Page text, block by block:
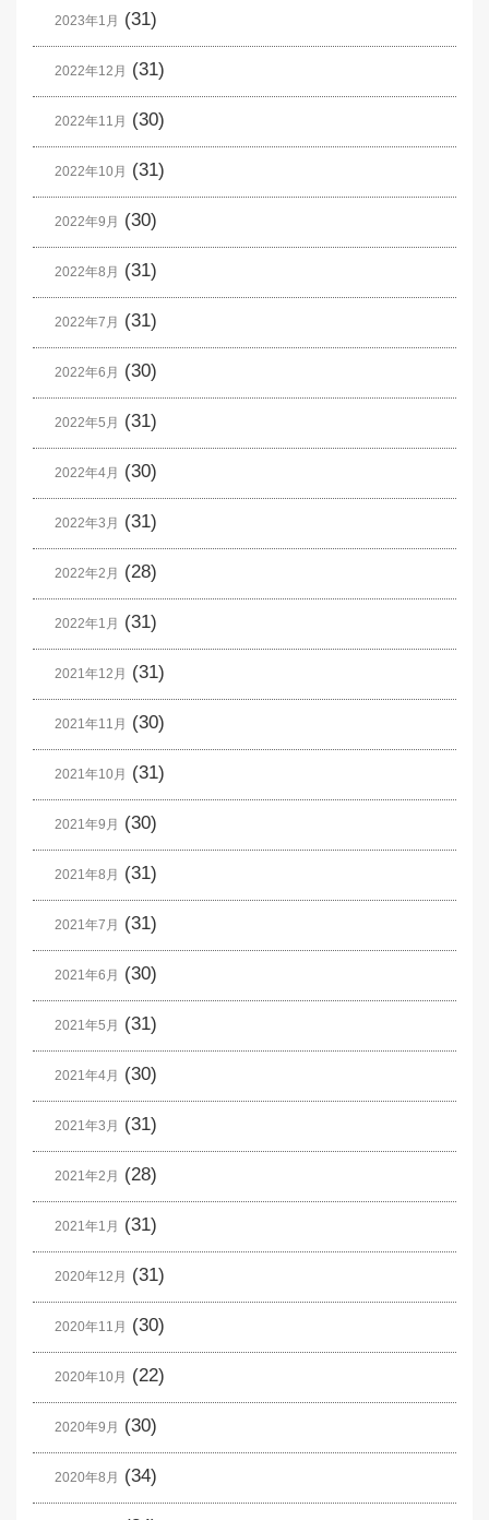
2023年1月 (31)
2022年12月 (31)
2022年11月 (30)
2022年10月 (31)
2022年9月 (30)
2022年8月 (31)
2022年7月 (31)
2022年6月 (30)
2022年5月 (31)
2022年4月 (30)
2022年3月 (31)
2022年2月 (28)
2022年1月 (31)
2021年12月 (31)
2021年11月 (30)
2021年10月 (31)
2021年9月 (30)
2021年8月 (31)
2021年7月 (31)
2021年6月 (30)
2021年5月 (31)
2021年4月 (30)
2021年3月 (31)
2021年2月 (28)
2021年1月 (31)
2020年12月 (31)
2020年11月 (30)
2020年10月 (22)
2020年9月 (30)
2020年8月 (34)